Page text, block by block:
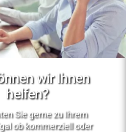
wir Ihnen
helfen?
Sie gerne zu Ihrem
ob kommerziell oder